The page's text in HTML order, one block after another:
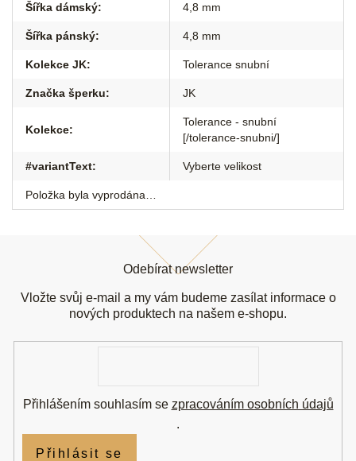
Šířka dámský: 4,8 mm
Šířka pánský: 4,8 mm
Kolekce JK: Tolerance snubní
Značka šperku: JK
Kolekce:
Tolerance - snubní
[/tolerance-snubni/]
#variantText: Vyberte velikost
Položka byla vyprodána…
Odebírat newsletter
Vložte svůj e-mail a my vám budeme zasílat informace o
nových produktech na našem e-shopu.
Přihlášením souhlasím se zpracováním osobních údajů
.
Přihlásit se